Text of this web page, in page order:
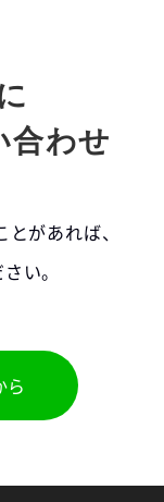
合わせ
があれば、
い。
ら